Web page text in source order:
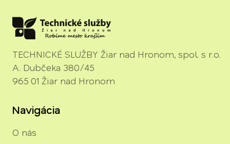
TECHNICKÉ SLUŽBY Žiar nad Hronom, spol. s r.o.
A. Dubčeka 380/45
965 01 Žiar nad Hronom
Navigácia
O nás